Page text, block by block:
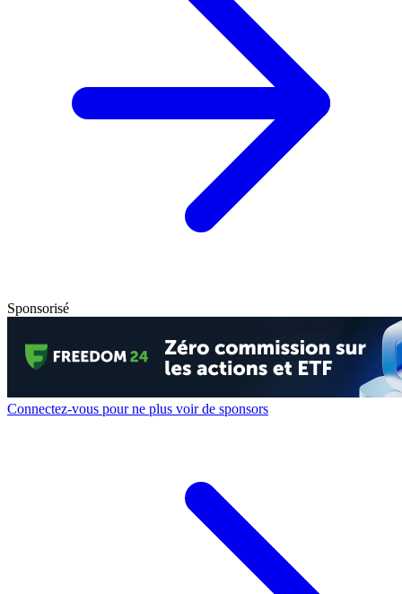
Sponsorisé
Connectez-vous pour ne plus voir de sponsors